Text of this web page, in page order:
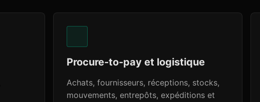
Procure-to-pay et logistique
Achats, fournisseurs, réceptions, stocks,
mouvements, entrepôts, expéditions et